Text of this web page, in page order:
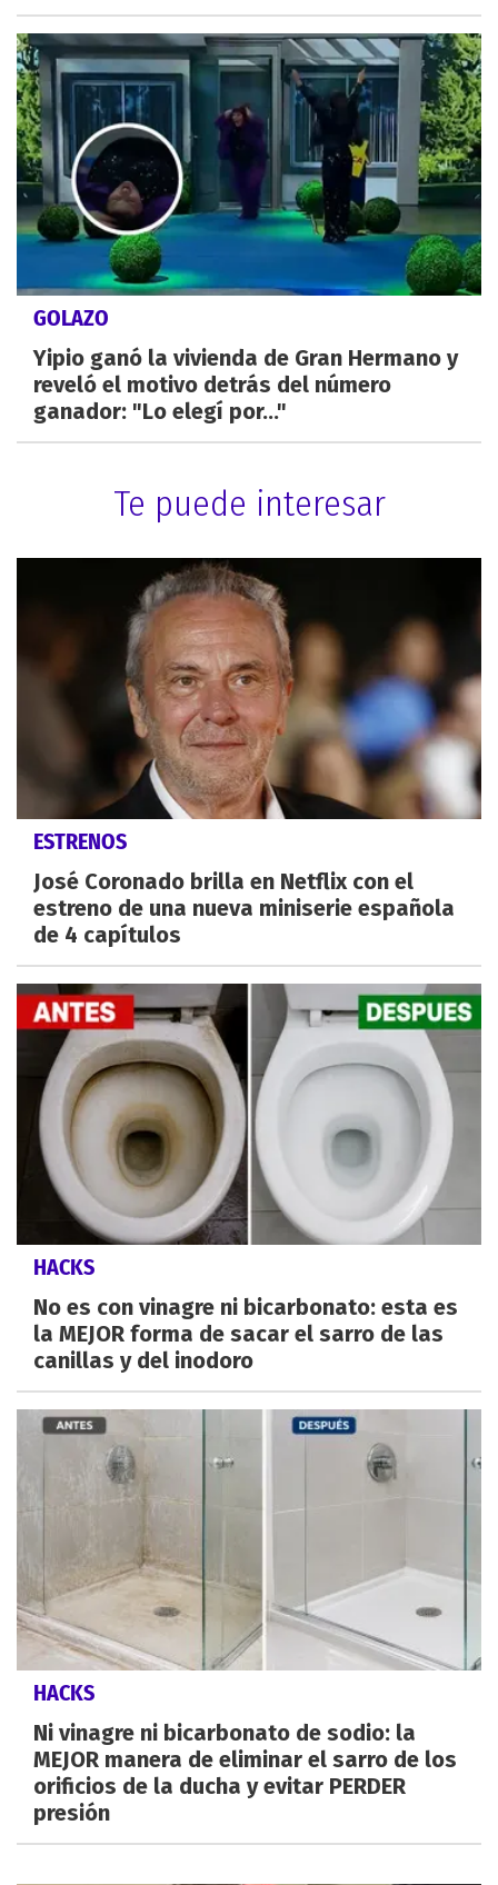
GOLAZO
Yipio ganó la vivienda de Gran Hermano y
reveló el motivo detrás del número
ganador: "Lo elegí por..."
Te puede interesar
ESTRENOS
José Coronado brilla en Netflix con el
estreno de una nueva miniserie española
de 4 capítulos
HACKS
No es con vinagre ni bicarbonato: esta es
la MEJOR forma de sacar el sarro de las
canillas y del inodoro
HACKS
Ni vinagre ni bicarbonato de sodio: la
MEJOR manera de eliminar el sarro de los
orificios de la ducha y evitar PERDER
presión